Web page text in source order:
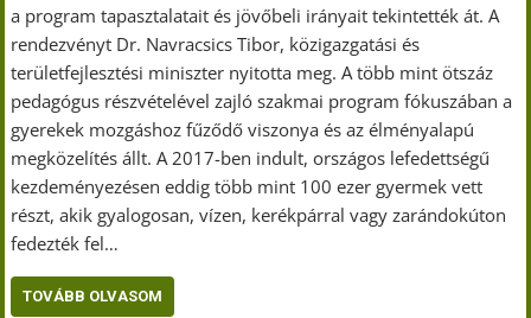
a program tapasztalatait és jövőbeli irányait tekintették át. A
rendezvényt Dr. Navracsics Tibor, közigazgatási és
területfejlesztési miniszter nyitotta meg. A több mint ötszáz
pedagógus részvételével zajló szakmai program fókuszában a
gyerekek mozgáshoz fűződő viszonya és az élményalapú
megközelítés állt. A 2017-ben indult, országos lefedettségű
kezdeményezésen eddig több mint 100 ezer gyermek vett
részt, akik gyalogosan, vízen, kerékpárral vagy zarándokúton
fedezték fel…
TOVÁBB OLVASOM